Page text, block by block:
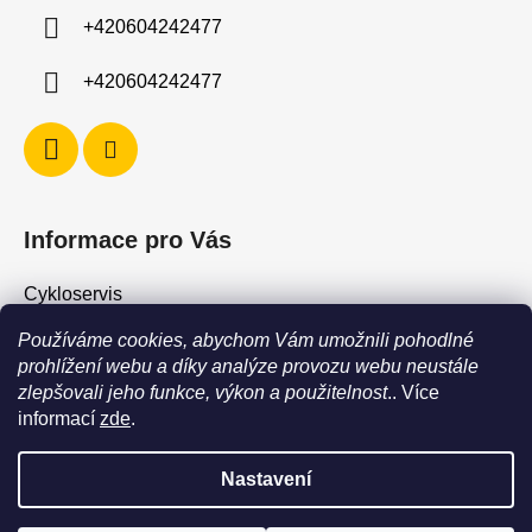
Používáme cookies, abychom Vám umožnili pohodlné
prohlížení webu a díky analýze provozu webu neustále
zlepšovali jeho funkce, výkon a použitelnost.. Více
informací zde.
Nastavení
POZOR - stav zboží SKLADEM neodpovídá stavu na prodejně. Při
+420604242477
+420604242477
Informace pro Vás
Cykloservis
Skiservis
Obchodní podmínky
Podmínky ochrany osobních údajů